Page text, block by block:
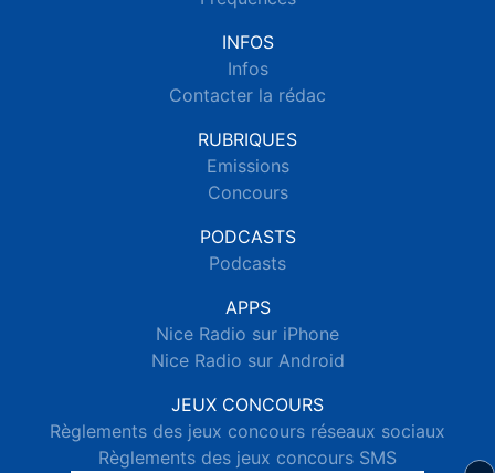
INFOS
Infos
Contacter la rédac
RUBRIQUES
Emissions
Concours
PODCASTS
Podcasts
APPS
Nice Radio sur iPhone
Nice Radio sur Android
JEUX CONCOURS
Règlements des jeux concours réseaux sociaux
Règlements des jeux concours SMS